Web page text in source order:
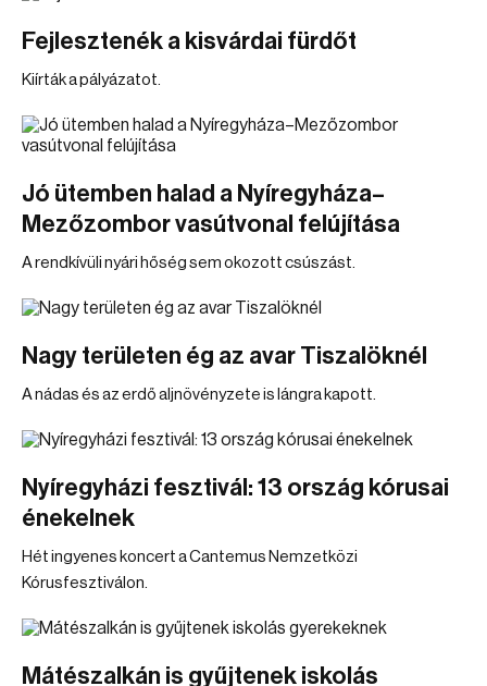
Fejlesztenék a kisvárdai fürdőt
Kiírták a pályázatot.
Jó ütemben halad a Nyíregyháza–
Mezőzombor vasútvonal felújítása
A rendkívüli nyári hőség sem okozott csúszást.
Nagy területen ég az avar Tiszalöknél
A nádas és az erdő aljnövényzete is lángra kapott.
Nyíregyházi fesztivál: 13 ország kórusai
énekelnek
Hét ingyenes koncert a Cantemus Nemzetközi
Kórusfesztiválon.
Mátészalkán is gyűjtenek iskolás